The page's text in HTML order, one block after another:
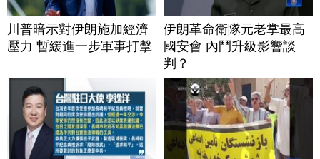
川普暗示對伊朗施加經濟
壓力 暫緩進一步軍事打擊
伊朗革命衛隊元老掌最高
國安會 內鬥升級影響談
判？